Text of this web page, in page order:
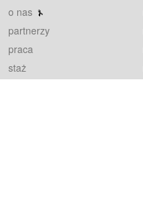
o nas
partnerzy
praca
staż